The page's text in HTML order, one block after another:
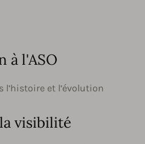
à l'ASO
l’histoire et l’évolution
visibilité